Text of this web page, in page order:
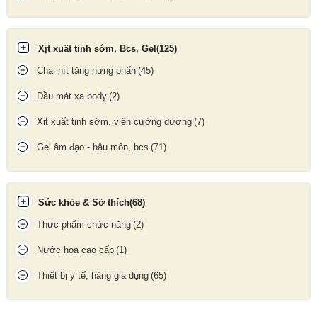
Update gần nhất lúc 02:00:11 06/08/2026
Xịt xuất tinh sớm, Bcs, Gel(125)
Chai hít tăng hưng phấn (45)
Dầu mát xa body (2)
Xịt xuất tinh sớm, viên cường dương (7)
Gel âm đạo - hậu môn, bcs (71)
Sức khỏe & Sở thích(68)
Thực phẩm chức năng (2)
Nước hoa cao cấp (1)
Thiết bị y tế, hàng gia dụng (65)